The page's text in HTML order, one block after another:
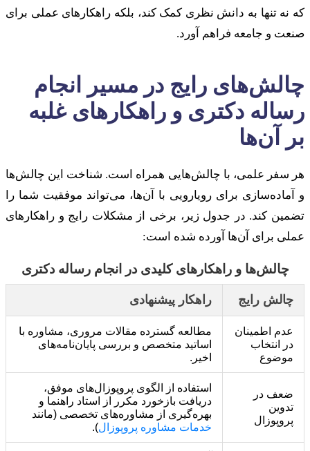
که نه تنها به دانش نظری کمک کند، بلکه راهکارهای عملی برای
صنعت و جامعه فراهم آورد.
چالش‌های رایج در مسیر انجام
رساله دکتری و راهکارهای غلبه
بر آن‌ها
هر سفر علمی، با چالش‌هایی همراه است. شناخت این چالش‌ها
و آماده‌سازی برای رویارویی با آن‌ها، می‌تواند موفقیت شما را
تضمین کند. در جدول زیر، برخی از مشکلات رایج و راهکارهای
عملی برای آن‌ها آورده شده است:
چالش‌ها و راهکارهای کلیدی در انجام رساله دکتری
چالش رایج راهکار پیشنهادی
عدم اطمینان
در انتخاب
موضوع
مطالعه گسترده مقالات مروری، مشاوره با
اساتید متخصص و بررسی پایان‌نامه‌های
اخیر.
ضعف در
تدوین
پروپوزال
استفاده از الگوی پروپوزال‌های موفق،
دریافت بازخورد مکرر از استاد راهنما و
بهره‌گیری از مشاوره‌های تخصصی (مانند
خدمات مشاوره پروپوزال).